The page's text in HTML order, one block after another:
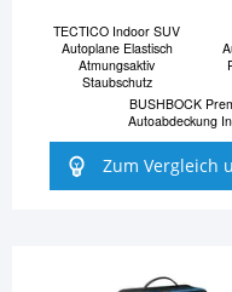
TECTICO Indoor SUV
Autoplane Elastisch
Atmungsaktiv
Staubschutz
BUSHBOCK
Autoabdeckung
Zum Vergleich